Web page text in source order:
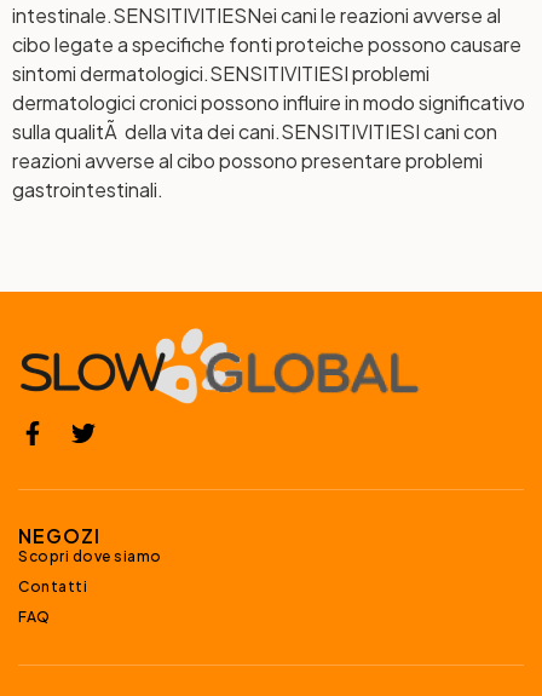
intestinale.SENSITIVITIESNei cani le reazioni avverse al
cibo legate a specifiche fonti proteiche possono causare
sintomi dermatologici.SENSITIVITIESI problemi
dermatologici cronici possono influire in modo significativo
sulla qualitÃ della vita dei cani.SENSITIVITIESI cani con
reazioni avverse al cibo possono presentare problemi
gastrointestinali.
NEGOZI
Scopri dove siamo
Contatti
FAQ